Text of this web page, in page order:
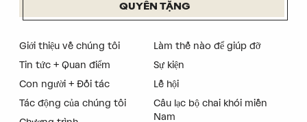
QUYÊN TẶNG
Giới thiệu về chúng tôi
Tin tức + Quan điểm
Con người + Đối tác
Tác động của chúng tôi
Làm thế nào để giúp đỡ
Sự kiện
Lễ hội
Câu lạc bộ chai khói miền
Nam